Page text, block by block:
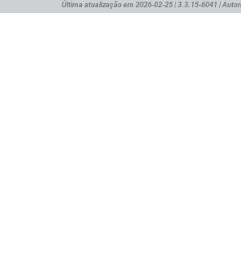
Última atualização em 2026-02-25 | 3.3.15-6041 |